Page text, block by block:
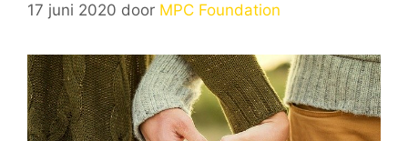
17 juni 2020 door MPC Foundation